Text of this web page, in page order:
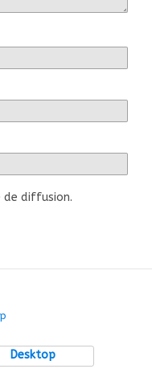
diffusion.
Desktop